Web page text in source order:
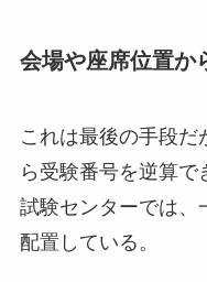
会場や座席位置か
これは最後の手段
ら受験番号を逆算
試験センターでは、
配置している。